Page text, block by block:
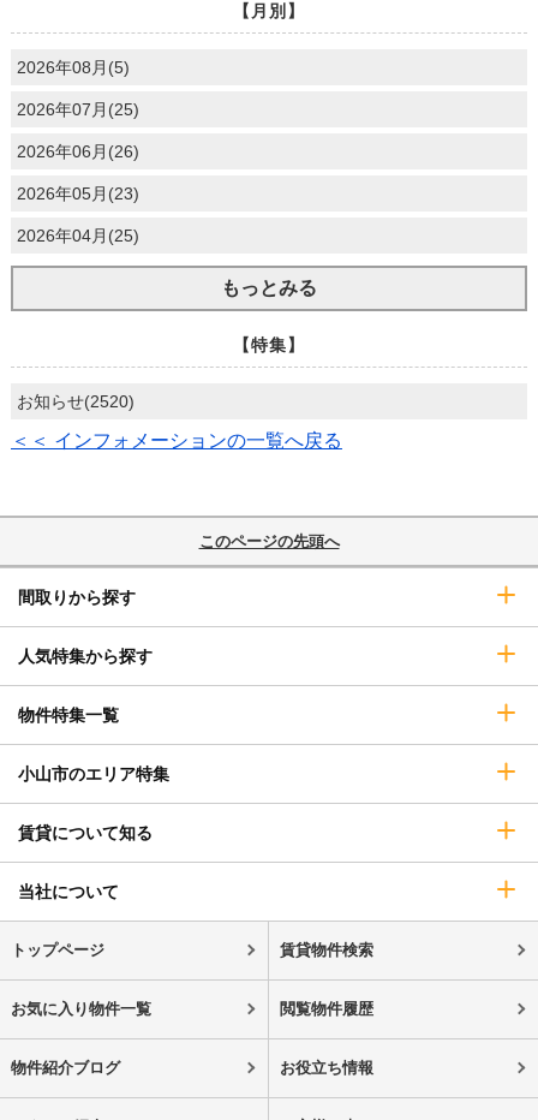
【月別】
2026年08月(5)
2026年07月(25)
2026年06月(26)
2026年05月(23)
2026年04月(25)
もっとみる
【特集】
お知らせ(2520)
＜＜ インフォメーションの一覧へ戻る
このページの先頭へ
間取りから探す
人気特集から探す
物件特集一覧
小山市のエリア特集
賃貸について知る
当社について
トップページ 賃貸物件検索
お気に入り物件一覧 閲覧物件履歴
物件紹介ブログ お役立ち情報